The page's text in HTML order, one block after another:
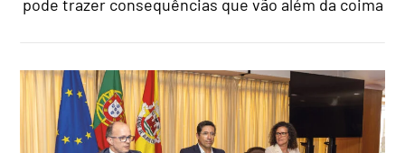
pode trazer consequências que vão além da coima